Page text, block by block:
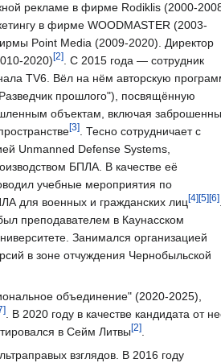
рекламе в фирме Rodiklis (2000-
в фирме WOODMASTER (2003-
Point Media (2009-2020). Директор
2020)[2]. С 2015 года — сотрудник
TV6. Вёл на нём авторскую
прошлого"), посвящённую
объектам, включая
[3]. Тесно сотрудничает с
Unmanned Defense Systems,
БПЛА. В качестве её
учебные мероприятия по
для военных и гражданских лиц[4][5][6].
преподавателем в Каунасском
Занимался организацией
в зоне отчуждения Чернобыльской
объединение" (2020-2025),
. В 2020 году в качестве кандидата от
в Сейм Литвы[2].
взглядов. В 2016 году